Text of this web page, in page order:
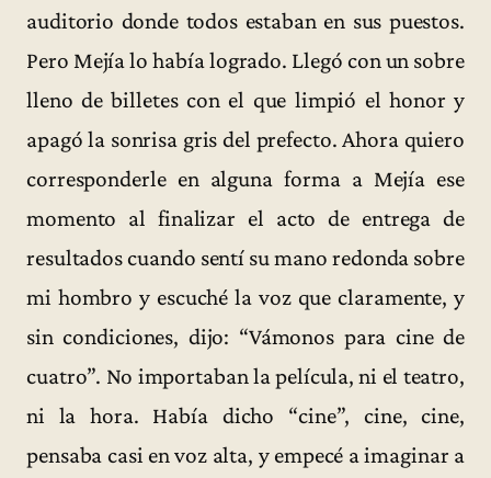
auditorio donde todos estaban en sus puestos.
Pero Mejía lo había logrado. Llegó con un sobre
lleno de billetes con el que limpió el honor y
apagó la sonrisa gris del prefecto. Ahora quiero
corresponderle en alguna forma a Mejía ese
momento al finalizar el acto de entrega de
resultados cuando sentí su mano redonda sobre
mi hombro y escuché la voz que claramente, y
sin condiciones, dijo: “Vámonos para cine de
cuatro”. No importaban la película, ni el teatro,
ni la hora. Había dicho “cine”, cine, cine,
pensaba casi en voz alta, y empecé a imaginar a